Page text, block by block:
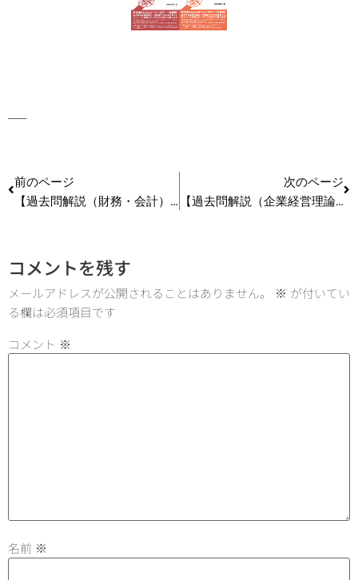
—–
前のページ
【過去問解説（財務・会計）】Ｈ28 第16問 企業価値
次のページ
【過去問解説（企業経営理論）】Ｈ24 第10問 研究開発のマネジメント
コメントを残す
メールアドレスが公開されることはありません。 ※ が付いてい
る欄は必須項目です
コメント ※
名前 ※